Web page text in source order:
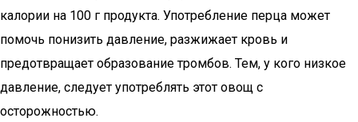
калории на 100 г продукта. Употребление перца может
помочь понизить давление, разжижает кровь и
предотвращает образование тромбов. Тем, у кого низкое
давление, следует употреблять этот овощ с
осторожностью.